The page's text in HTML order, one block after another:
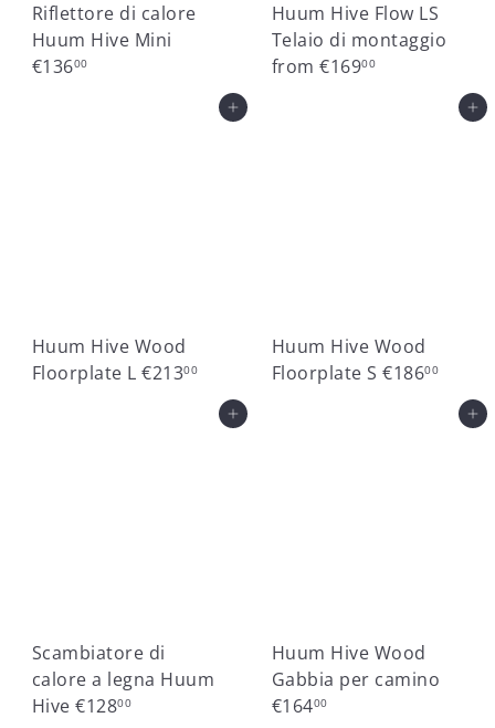
Riflettore di calore
Huum Hive Mini
€13600
Huum Hive Flow LS
Telaio di montaggio
from€16900
Aggiungi al carrello
Huum Hive Wood
Floorplate L€21300
Aggiungi al carrello
Huum Hive Wood
Floorplate S€18600
Aggiungi al carrello
Scambiatore di
calore a legna Huum
Hive€12800
Aggiungi al carrello
Huum Hive Wood
Gabbia per camino
€16400